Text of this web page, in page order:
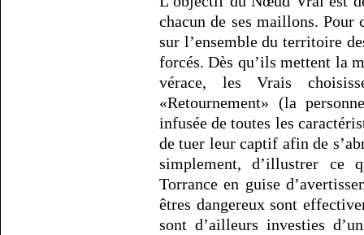
chacun de ses maillons. Pour
sur l’ensemble du territoire
forcés. Dès qu’ils mettent la
vérace, les Vrais
«Retournement» (la
infusée de toutes les
de tuer leur captif afin de
simplement, d’illustrer ce
Torrance en guise
êtres dangereux sont
sont d’ailleurs investies